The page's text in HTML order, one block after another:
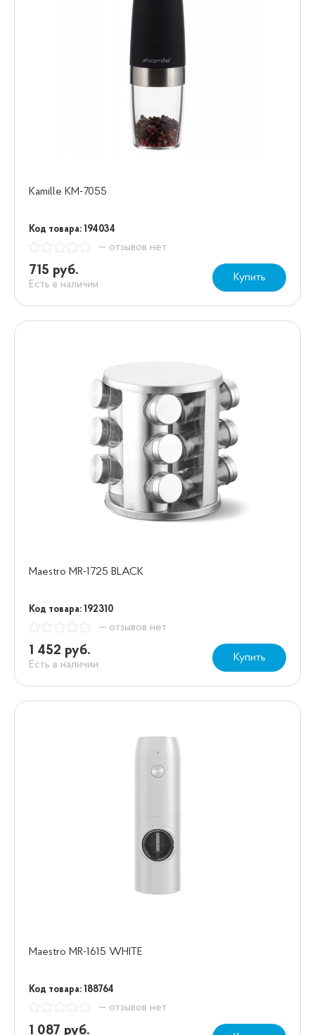
Kamille KM-7055
Код товара: 194034
— отзывов нет
715 руб.
Есть в наличии
Купить
Maestro MR-1725 BLACK
Код товара: 192310
— отзывов нет
1 452 руб.
Есть в наличии
Купить
Maestro MR-1615 WHITE
Код товара: 188764
— отзывов нет
1 087 руб.